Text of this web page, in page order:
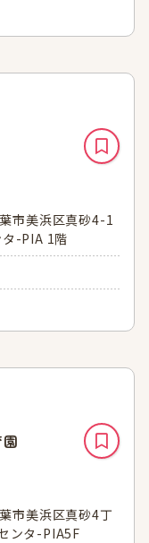
市美浜区真砂4-1
-PIA 1階
市美浜区真砂4丁
ンタ-PIA5F